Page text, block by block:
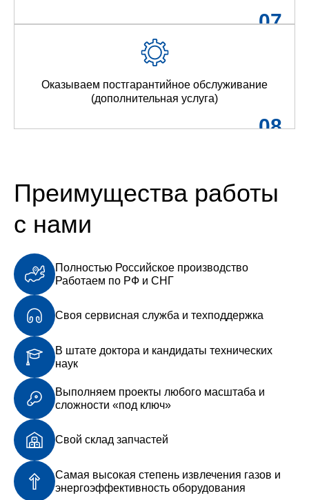
07
Оказываем постгарантийное обслуживание
(дополнительная услуга)
08
Преимущества работы
с нами
Полностью Российское производство
Работаем по РФ и СНГ
Своя сервисная служба и техподдержка
В штате доктора и кандидаты технических
наук
Выполняем проекты любого масштаба и
сложности «под ключ»
Свой склад запчастей
Самая высокая степень извлечения газов и
энергоэффективность оборудования